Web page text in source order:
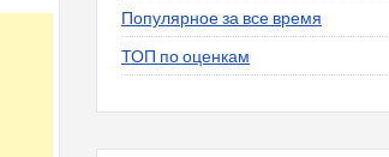
Популярное за все время
ТОП по оценкам